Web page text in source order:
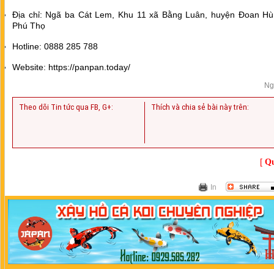
Địa chỉ: Ngã ba Cát Lem, Khu 11 xã Bằng Luân, huyện Đoan
Phú Thọ
Hotline: 0888 285 788
Website: https://panpan.today/
Theo dõi Tin tức qua FB, G+: Thích và chia sẻ bài này trên:
[
In